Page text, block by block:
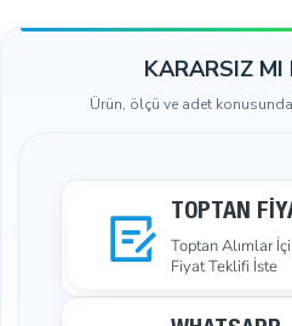
Kapak alt parçası
Kapak desteği
Uygulama İçin Gereken
KARARSIZ MI
Ürün, ölçü ve adet konusunda
TOPTAN
Toptan Alımlar
Fiyat Teklifi İste